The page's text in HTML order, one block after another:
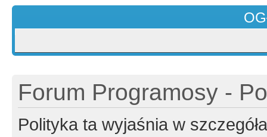
Forum Programosy -
Polityka ta wyjaśnia w